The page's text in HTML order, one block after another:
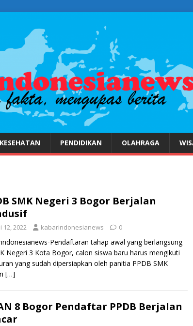
KESEHATAN PENDIDIKAN OLAHRAGA
SMK Negeri 3 Bogor Berjalan
12, 2022 kabarindonesianews 0
Pendaftaran tahap awal yang berlangsung
Negeri 3 Kota Bogor, calon siswa baru harus mengikuti
yang sudah dipersiapkan oleh panitia PPDB SMK
[…]
8 Bogor Pendaftar PPDB Berjalan